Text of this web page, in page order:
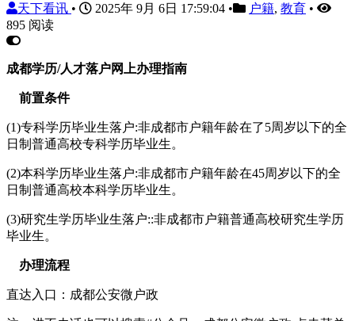
天下看讯 • 2025年 9月 6日 17:59:04 • 户籍, 教育 •
895 阅读
成都学历/人才落户网上办理指南
前置条件
(1)专科学历毕业生落户:非成都市户籍年龄在了5周岁以下的全
日制普通高校专科学历毕业生。
(2)本科学历毕业生落户:非成都市户籍年龄在45周岁以下的全
日制普通高校本科学历毕业生。
(3)研究生学历毕业生落户::非成都市户籍普通高校研究生学历
毕业生。
办理流程
直达入口：成都公安微户政